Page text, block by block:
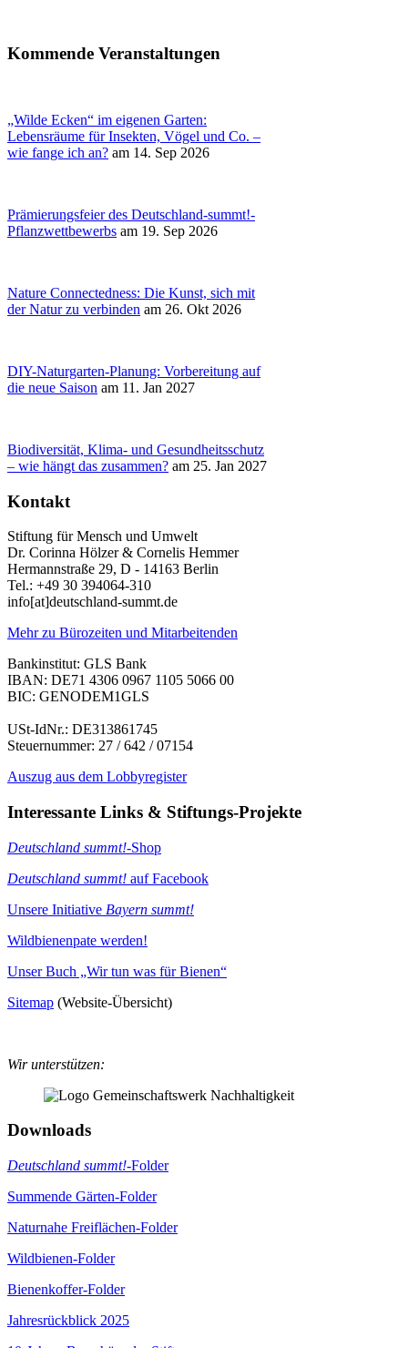
Kommende Veranstaltungen
„Wilde Ecken“ im eigenen Garten:
Lebensräume für Insekten, Vögel und Co. –
wie fange ich an? am 14. Sep 2026
Prämierungsfeier des Deutschland-summt!-
Pflanzwettbewerbs am 19. Sep 2026
Nature Connectedness: Die Kunst, sich mit
der Natur zu verbinden am 26. Okt 2026
DIY-Naturgarten-Planung: Vorbereitung auf
die neue Saison am 11. Jan 2027
Biodiversität, Klima- und Gesundheitsschutz
– wie hängt das zusammen? am 25. Jan 2027
Kontakt
Stiftung für Mensch und Umwelt
Dr. Corinna Hölzer & Cornelis Hemmer
Hermannstraße 29, D - 14163 Berlin
Tel.: +49 30 394064-310
info[at]deutschland-summt.de
Mehr zu Bürozeiten und Mitarbeitenden
Bankinstitut: GLS Bank
IBAN: DE71 4306 0967 1105 5066 00
BIC: GENODEM1GLS
USt-IdNr.: DE313861745
Steuernummer: 27 / 642 / 07154
Auszug aus dem Lobbyregister
Interessante Links & Stiftungs-Projekte
Deutschland summt!-Shop
Deutschland summt! auf Facebook
Unsere Initiative Bayern summt!
Wildbienenpate werden!
Unser Buch „Wir tun was für Bienen“
Sitemap (Website-Übersicht)
Wir unterstützen:
Downloads
Deutschland summt!-Folder
Summende Gärten-Folder
Naturnahe Freiflächen-Folder
Wildbienen-Folder
Bienenkoffer-Folder
Jahresrückblick 2025